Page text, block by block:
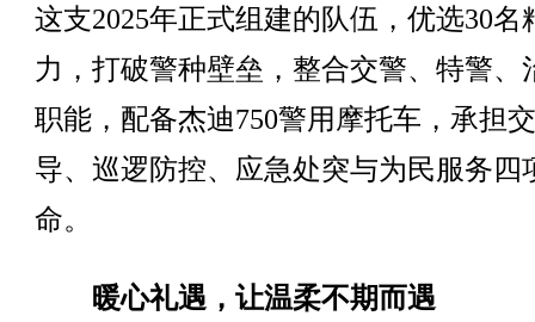
这支2025年正式组建的队伍，优选30名
力，打破警种壁垒，整合交警、特警、
职能，配备杰迪750警用摩托车，承担
导、巡逻防控、应急处突与为民服务四
命。
暖心礼遇，让温柔不期而遇